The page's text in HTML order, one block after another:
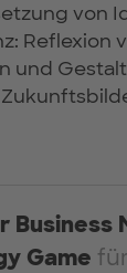
von
Reflexion
und
Business
Game